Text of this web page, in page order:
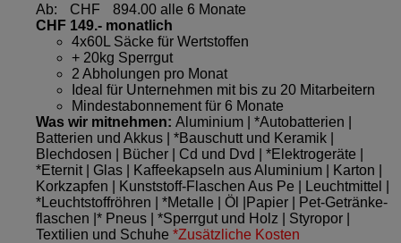
Ab: CHF 894.00 alle 6 Monate
CHF 149.- monatlich
4x60L Säcke für Wertstoffen
+ 20kg Sperrgut
2 Abholungen pro Monat
Ideal für Unternehmen mit bis zu 20 Mitarbeitern
Mindestabonnement für 6 Monate
Was wir mitnehmen: Aluminium | *Autobatterien |
Batterien und Akkus | *Bauschutt und Keramik |
Blechdosen | Bücher | Cd und Dvd | *Elektrogeräte |
*Eternit | Glas | Kaffeekapseln aus Aluminium | Karton |
Korkzapfen | Kunststoff-Flaschen Aus Pe | Leuchtmittel |
*Leuchtstoffröhren | *Metalle | Öl |Papier | Pet-Getränke­
flaschen |* Pneus | *Sperrgut und Holz | Styropor |
Textilien und Schuhe *Zusätzliche Kosten